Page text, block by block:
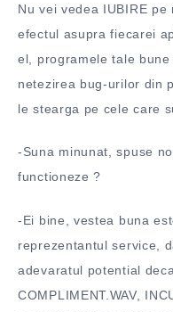
Nu vei vedea IUBIRE
efectul asupra fiecarei
el, programele tale
netezirea bug-urilor din
le stearga pe cele care
-Suna minunat, spuse
functioneze ?
-Ei bine, vestea buna
reprezentantul service,
adevaratul potential
COMPLIMENT.WAV,